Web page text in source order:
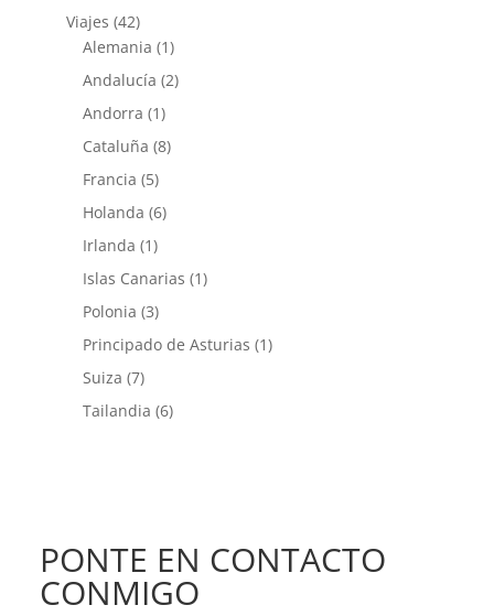
Viajes (42)
Alemania (1)
Andalucía (2)
Andorra (1)
Cataluña (8)
Francia (5)
Holanda (6)
Irlanda (1)
Islas Canarias (1)
Polonia (3)
Principado de Asturias (1)
Suiza (7)
Tailandia (6)
PONTE EN CONTACTO
CONMIGO